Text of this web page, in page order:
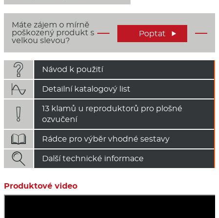
Poptat 
Máte zájem o mírně
poškozený produkt s
velkou slevou?
 Návod k použití
 Detailní katalogový list

13 klamů u reproduktorů pro plošné
ozvučení
 Rádce pro výběr vhodné sestavy
 Další technické informace
Produktové video